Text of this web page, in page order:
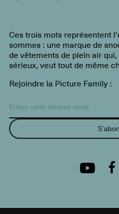
Ces trois mots représentent
sommes : une marque de
de vêtements de plein air
sérieux, veut tout de même
Rejoindre la Picture Family :